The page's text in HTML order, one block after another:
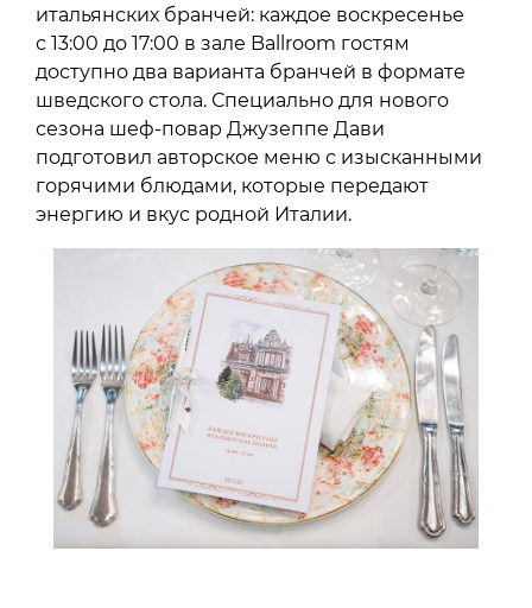
итальянских бранчей: каждое воскресенье
с 13:00 до 17:00 в зале Ballroom гостям
доступно два варианта бранчей в формате
шведского стола. Специально для нового
сезона шеф-повар Джузеппе Дави
подготовил авторское меню с изысканными
горячими блюдами, которые передают
энергию и вкус родной Италии.